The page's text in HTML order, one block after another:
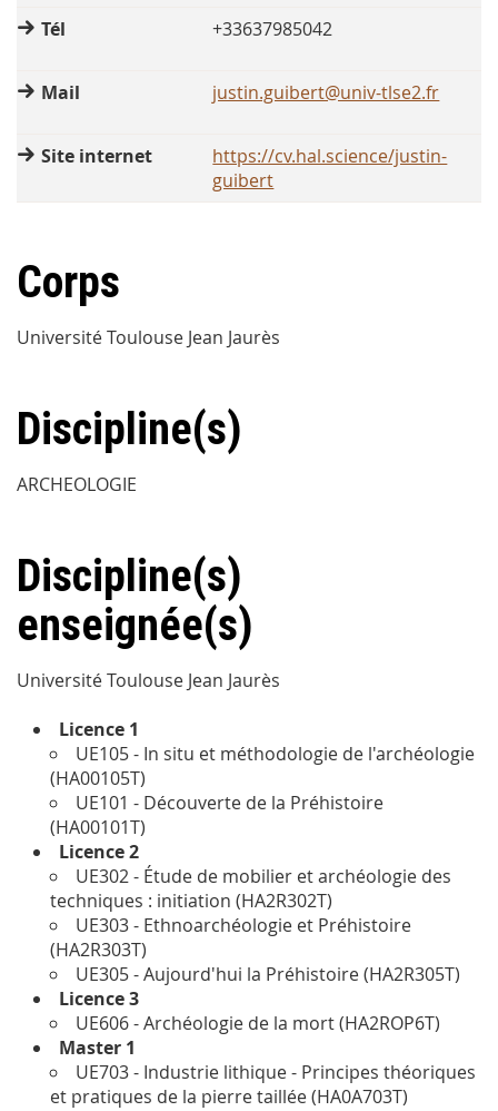
Tél
+33637985042
Mail justin.guibert@univ-tlse2.fr
Site internet
https://cv.hal.science/justin-
guibert
Corps
Université Toulouse Jean Jaurès
Discipline(s)
ARCHEOLOGIE
Discipline(s)
enseignée(s)
Université Toulouse Jean Jaurès
Licence 1
UE105 - In situ et méthodologie de l'archéologie
(HA00105T)
UE101 - Découverte de la Préhistoire
(HA00101T)
Licence 2
UE302 - Étude de mobilier et archéologie des
techniques : initiation (HA2R302T)
UE303 - Ethnoarchéologie et Préhistoire
(HA2R303T)
UE305 - Aujourd'hui la Préhistoire (HA2R305T)
Licence 3
UE606 - Archéologie de la mort (HA2ROP6T)
Master 1
UE703 - Industrie lithique - Principes théoriques
et pratiques de la pierre taillée (HA0A703T)